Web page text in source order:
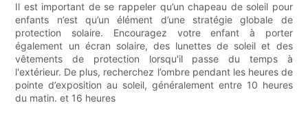
Il est important de se rappeler qu’un chapeau de soleil pour
enfants n’est qu’un élément d’une stratégie globale de
protection solaire. Encouragez votre enfant à porter
également un écran solaire, des lunettes de soleil et des
vêtements de protection lorsqu'il passe du temps à
l'extérieur. De plus, recherchez l’ombre pendant les heures de
pointe d’exposition au soleil, généralement entre 10 heures
du matin. et 16 heures